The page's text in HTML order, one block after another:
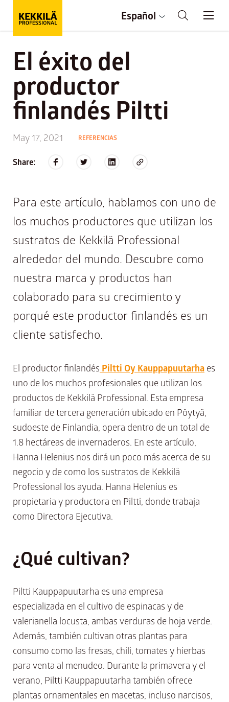
Español
El éxito del
productor
finlandés Piltti
May 17, 2021 REFERENCIAS
Share:
Para este artículo, hablamos con uno de
los muchos productores que utilizan los
sustratos de Kekkilä Professional
alrededor del mundo. Descubre como
nuestra marca y productos han
colaborado para su crecimiento y
porqué este productor finlandés es un
cliente satisfecho.
El productor finlandés Piltti Oy Kauppapuutarha es
uno de los muchos profesionales que utilizan los
productos de Kekkilä Professional. Esta empresa
familiar de tercera generación ubicado en Pöytyä,
sudoeste de Finlandia, opera dentro de un total de
1.8 hectáreas de invernaderos. En este artículo,
Hanna Helenius nos dirá un poco más acerca de su
negocio y de como los sustratos de Kekkilä
Professional los ayuda. Hanna Helenius es
propietaria y productora en Piltti, donde trabaja
como Directora Ejecutiva.
¿Qué cultivan?
Piltti Kauppapuutarha es una empresa
especializada en el cultivo de espinacas y de
valerianella locusta, ambas verduras de hoja verde.
Además, también cultivan otras plantas para
consumo como las fresas, chili, tomates y hierbas
para venta al menudeo. Durante la primavera y el
verano, Piltti Kauppapuutarha también ofrece
plantas ornamentales en macetas, incluso narcisos,